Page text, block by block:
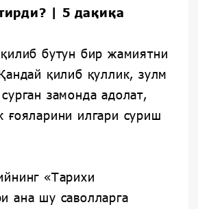
| 5 дақиқа
бутун бир жамиятни
қилиб қуллик, зулм
замонда адолат,
ғояларини илгари суриш
«Тарихи
ана шу саволларга